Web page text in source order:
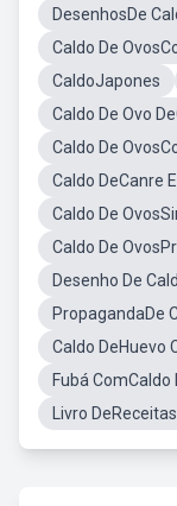
DesenhosDe
Caldo De
CaldoJapones
Caldo De Ovo
Caldo De
Caldo DeCanre
Caldo De
Caldo De
Desenho De
PropagandaDe
Caldo DeHuevo
Fubá ComCaldo
Livro